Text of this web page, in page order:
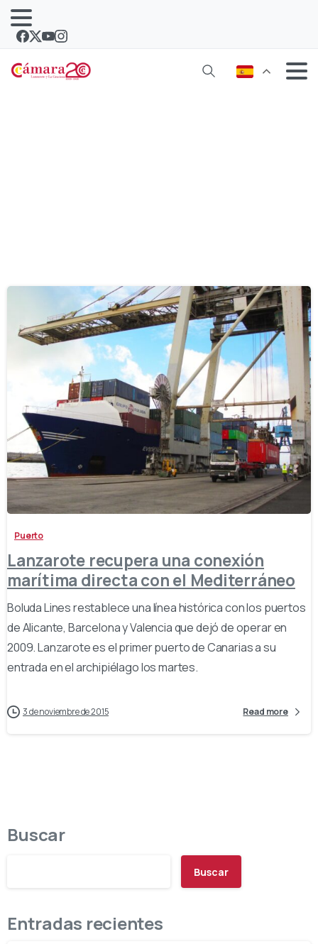
-
Puerto
Lanzarote recupera una conexión
marítima directa con el Mediterráneo
Boluda Lines restablece una línea histórica con los puertos
de Alicante, Barcelona y Valencia que dejó de operar en
2009. Lanzarote es el primer puerto de Canarias a su
entrada en el archipiélago los martes.
3 de noviembre de 2015 Read more
Buscar
Buscar
Entradas recientes